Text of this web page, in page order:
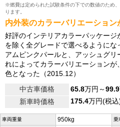
※燃費は定められた試験条件の下での数値のため
ります。
内外装のカラーバリエーション
好評のインテリアカラーパッケージ
を除く全グレードで選べるようにな
アムピンクパールと、アッシュグリ
れによってカラーバリエーション
色となった（2015.12）
中古車価格
65.8万円～99.9
新車時価格
175.4万円(税込
車両重量 950kg 乗